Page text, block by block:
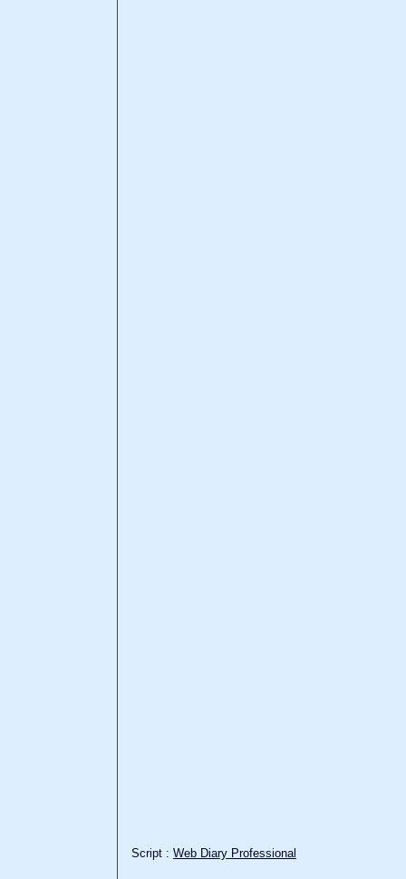
Script : Web Diary Professional